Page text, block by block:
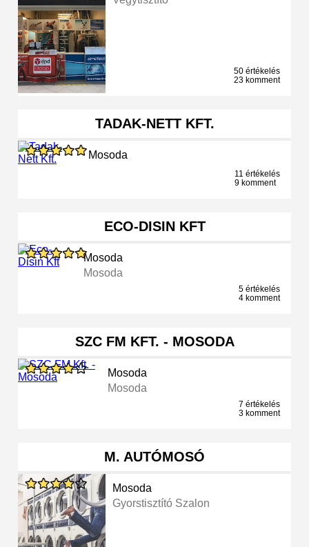
50 értékelés
23 komment
TADAK-NETT KFT.
Mosoda
11 értékelés
9 komment
ECO-DISIN KFT
Mosoda
Mosoda
5 értékelés
4 komment
SZC FM KFT. - MOSODA
Mosoda
Mosoda
7 értékelés
3 komment
M. AUTÓMOSÓ
Mosoda
Gyorstisztító Szalon